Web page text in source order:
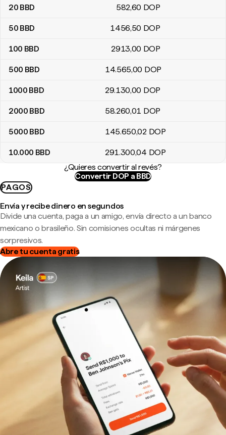
20 BBD 582,60 DOP
50 BBD 1456,50 DOP
100 BBD 2913,00 DOP
500 BBD 14.565,00 DOP
1000 BBD 29.130,00 DOP
2000 BBD 58.260,01 DOP
5000 BBD 145.650,02 DOP
10.000 BBD 291.300,04 DOP
¿Quieres convertir al revés?
Convertir DOP a BBD
PAGOS
Envía y recibe dinero en segundos
Divide una cuenta, paga a un amigo, envía directo a un banco
mexicano o brasileño. Sin comisiones ocultas ni márgenes
sorpresivos.
Abre tu cuenta gratis